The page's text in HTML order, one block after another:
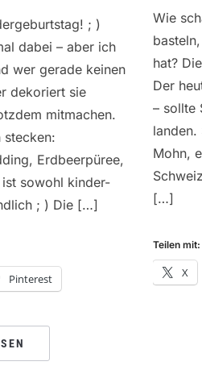
; )
dabei – aber ich
wer gerade keinen
dekoriert sie
mitmachen.
stecken:
Erdbeerpüree,
sowohl kinder-
; ) Die […]
Pinterest
Wie
hat?
Der
– sollte
landen.
Mohn,
[…]
Teilen mit:
X